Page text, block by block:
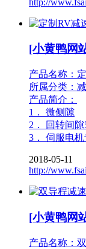
[小黄鸭网
产品名称：
所属分类：
产品简介：
1． 微侧隙
2． 回转间隙
3． 伺服电机
2018-05-11
http://
[小黄鸭网
产品名称：